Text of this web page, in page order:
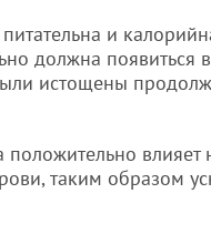
и
должна появиться
истощены
влияет
таким образом